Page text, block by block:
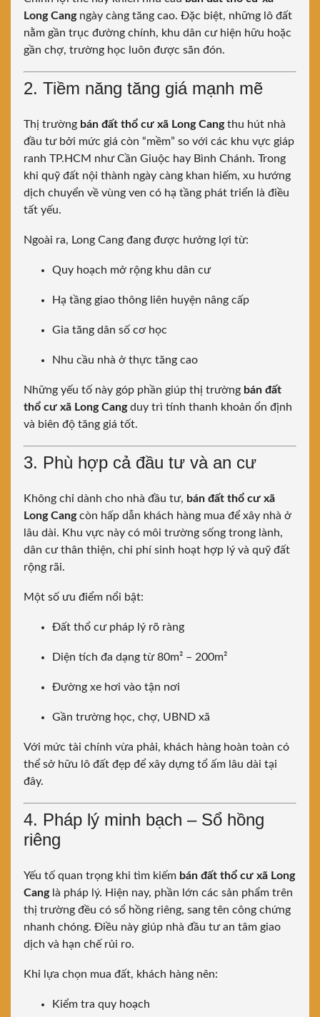
Long Cangngày càng tăng cao. Đặc biệt, những lô đất
nằm gần trục đường chính, khu dân cư hiện hữu hoặc
gần chợ, trường học luôn được săn đón.
2. Tiềm năng tăng giá mạnh mẽ
Thị trường bán đất thổ cư xã Long Cangthu hút nhà
đầu tư bởi mức giá còn “mềm” so với các khu vực giáp
ranh TP.HCM như Cần Giuộc hay Bình Chánh. Trong
khi quỹ đất nội thành ngày càng khan hiếm, xu hướng
dịch chuyển về vùng ven có hạ tầng phát triển là điều
tất yếu.
Ngoài ra, Long Cang đang được hưởng lợi từ:
Quy hoạch mở rộng khu dân cư
Hạ tầng giao thông liên huyện nâng cấp
Gia tăng dân số cơ học
Nhu cầu nhà ở thực tăng cao
Những yếu tố này góp phần giúp thị trường bán đất
thổ cư xã Long Cangduy trì tính thanh khoản ổn định
và biên độ tăng giá tốt.
3. Phù hợp cả đầu tư và an cư
Không chỉ dành cho nhà đầu tư, bán đất thổ cư xã
Long Cangcòn hấp dẫn khách hàng mua để xây nhà ở
lâu dài. Khu vực này có môi trường sống trong lành,
dân cư thân thiện, chi phí sinh hoạt hợp lý và quỹ đất
rộng rãi.
Một số ưu điểm nổi bật:
Đất thổ cư pháp lý rõ ràng
Diện tích đa dạng từ 80m² – 200m²
Đường xe hơi vào tận nơi
Gần trường học, chợ, UBND xã
Với mức tài chính vừa phải, khách hàng hoàn toàn có
thể sở hữu lô đất đẹp để xây dựng tổ ấm lâu dài tại
đây.
4. Pháp lý minh bạch – Sổ hồng
riêng
Yếu tố quan trọng khi tìm kiếm bán đất thổ cư xã Long
Canglà pháp lý. Hiện nay, phần lớn các sản phẩm trên
thị trường đều có sổ hồng riêng, sang tên công chứng
nhanh chóng. Điều này giúp nhà đầu tư an tâm giao
dịch và hạn chế rủi ro.
Khi lựa chọn mua đất, khách hàng nên:
Kiểm tra quy hoạch